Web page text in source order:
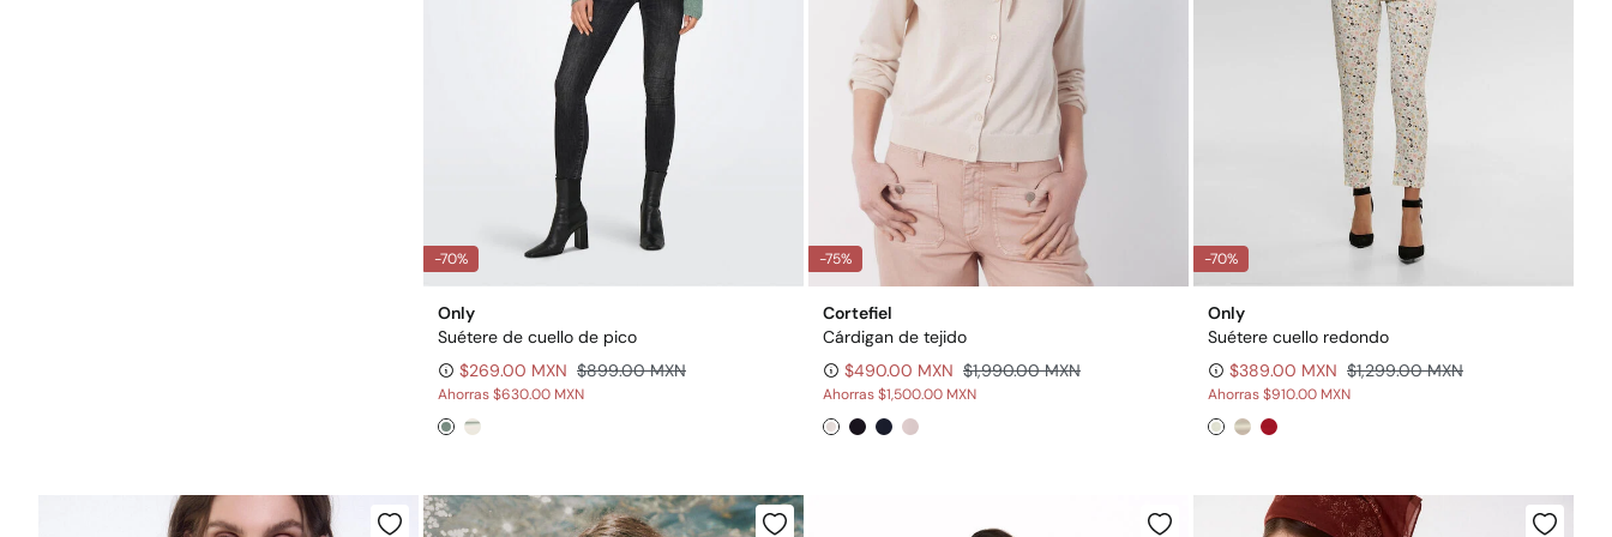
-70%
Only
Suétere de cuello de pico
$269.00 MXN $899.00 MXN
Ahorras$630.00 MXN
-75%
Cortefiel
Cárdigan de tejido
$490.00 MXN $1,990.00 MXN
Ahorras$1,500.00 MXN
-70%
Only
Suétere cuello redondo
$389.00 MXN $1,299.00 MXN
Ahorras$910.00 MXN